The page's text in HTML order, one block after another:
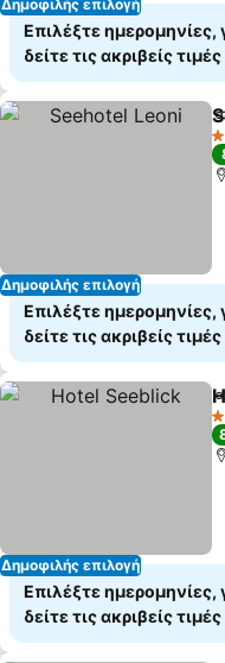
Δημοφιλής επιλογή
Επιλέξτε ημερομηνίες,
δείτε τις ακριβείς τιμές
Δημοφιλής επιλογή
4
Επιλέξτε ημερομηνίες,
δείτε τις ακριβείς τιμές
Δημοφιλής επιλογή
3
Επιλέξτε ημερομηνίες,
δείτε τις ακριβείς τιμές